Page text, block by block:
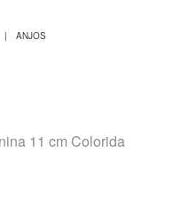
ANJOS
11 cm Colorida